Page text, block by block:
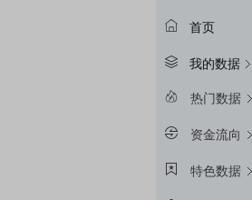
首页
我的数据
热门数据
资金流向
特色数据